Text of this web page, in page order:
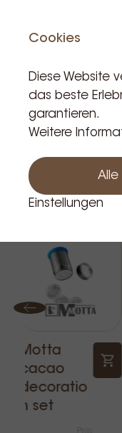
Motta
cacao
decoratio
n set
Cookies
Diese Website
das beste
garantieren.
Weitere
Alle
Einstellungen